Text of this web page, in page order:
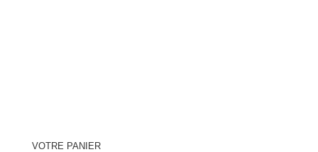
VOTRE PANIER